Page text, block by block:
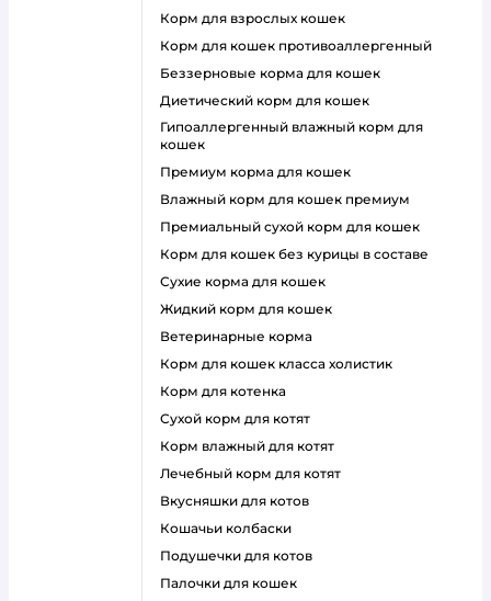
корм для взрослых кошек
корм для кошек противоаллергенный
беззерновые корма для кошек
диетический корм для кошек
гипоаллергенный влажный корм для
кошек
премиум корма для кошек
влажный корм для кошек премиум
премиальный сухой корм для кошек
корм для кошек без курицы в составе
сухие корма для кошек
жидкий корм для кошек
ветеринарные корма
корм для кошек класса холистик
корм для котенка
сухой корм для котят
корм влажный для котят
лечебный корм для котят
вкусняшки для котов
кошачьи колбаски
подушечки для котов
палочки для кошек